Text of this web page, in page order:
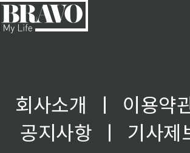
회사소개 ㅣ
이용약
공지사항
ㅣ
기사제